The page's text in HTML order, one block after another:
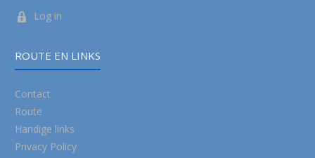
Log in
ROUTE EN LINKS
Contact
Route
Handige links
Privacy Policy